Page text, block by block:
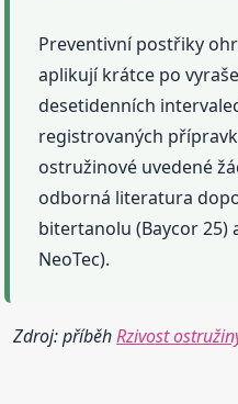
Preventivní postřiky
aplikují krátce po
desetidenních
registrovaných
ostružinové uvedené
odborná literatura
bitertanolu (Baycor 25)
NeoTec).
Zdroj: příběhRzivost